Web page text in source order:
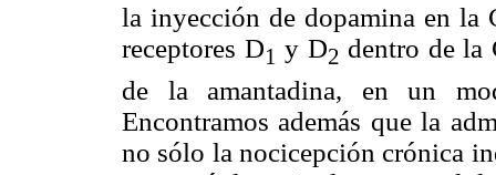
la inyección de dopamina en la
receptores D1 y D2 dentro de la
de la amantadina, en un
Encontramos además que la
no sólo la nocicepción crónica